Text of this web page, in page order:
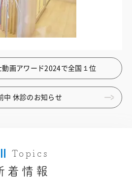
動画アワード2024で全国１位
中 休診のお知らせ
Topics
着情報